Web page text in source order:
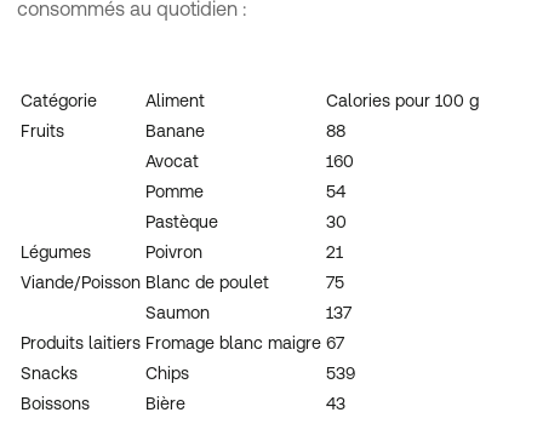
consommés au quotidien :
Catégorie Aliment
Calories pour 100 g
Fruits
Banane
88
Avocat
160
Pomme
54
Pastèque
30
Légumes
Poivron
21
Viande/Poisson Blanc de poulet
75
Saumon
137
Produits laitiers Fromage blanc maigre 67
Snacks
Chips
539
Boissons
Bière 43